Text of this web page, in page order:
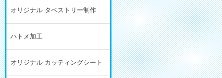
オリジナル タペストリー制作
ハトメ加工
オリジナル カッティングシート